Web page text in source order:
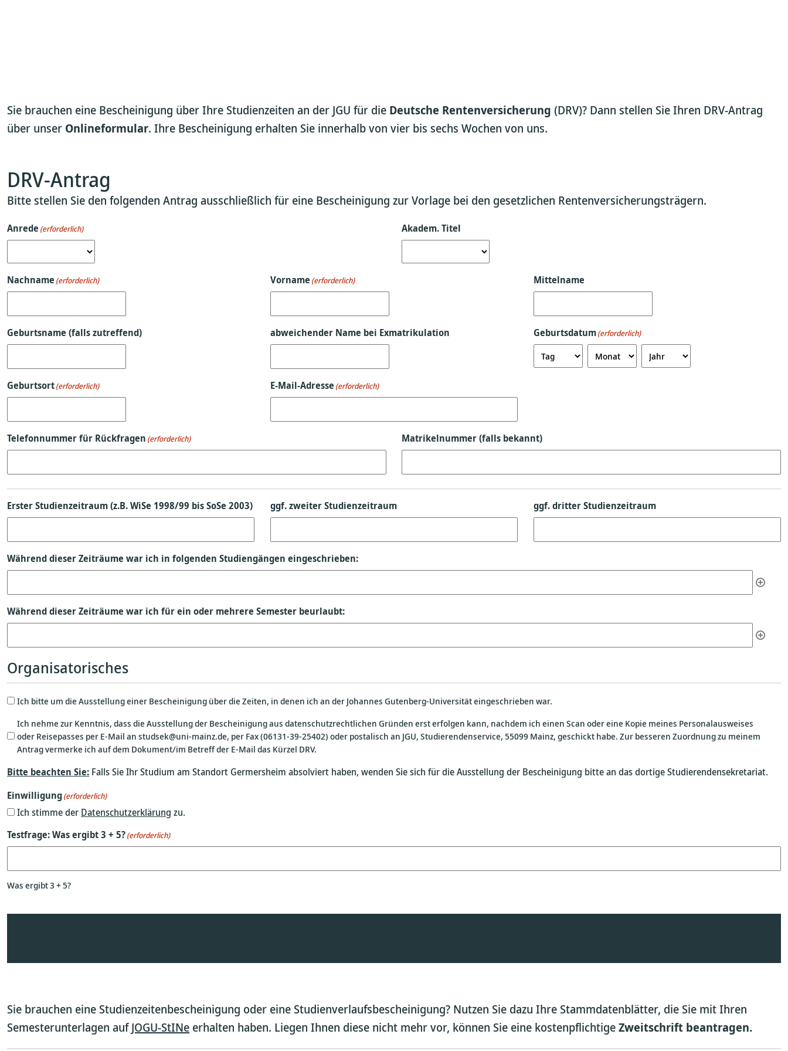
Sie brauchen eine Bescheinigung über Ihre Studienzeiten an der JGU für die Deutsche Rentenversicherung (DRV)? Dann stellen Sie Ihren DRV-Antrag
über unser Onlineformular. Ihre Bescheinigung erhalten Sie innerhalb von vier bis sechs Wochen von uns.
DRV-Antrag
Bitte stellen Sie den folgenden Antrag ausschließlich für eine Bescheinigung zur Vorlage bei den gesetzlichen Rentenversicherungsträgern.
Anrede (erforderlich) Akadem. Titel
Nachname (erforderlich) Vorname (erforderlich) Mittelname
Geburtsname (falls zutreffend) abweichender Name bei Exmatrikulation Geburtsdatum(erforderlich)
Tag Monat Jahr
Geburtsort(erforderlich) E-Mail-Adresse (erforderlich)
Telefonnummer für Rückfragen (erforderlich) Matrikelnummer (falls bekannt)
Erster Studienzeitraum (z.B. WiSe 1998/99 bis SoSe 2003) ggf. zweiter Studienzeitraum ggf. dritter Studienzeitraum
Während dieser Zeiträume war ich in folgenden Studiengängen eingeschrieben:
Während dieser Zeiträume war ich für ein oder mehrere Semester beurlaubt:
Organisatorisches
Ich bitte um die Ausstellung einer Bescheinigung über die Zeiten, in denen ich an der Johannes Gutenberg-Universität eingeschrieben war.
Ich nehme zur Kenntnis, dass die Ausstellung der Bescheinigung aus datenschutzrechtlichen Gründen erst erfolgen kann, nachdem ich einen Scan oder eine Kopie meines Personalausweises
oder Reisepasses per E-Mail an studsek@uni-mainz.de, per Fax (06131-39-25402) oder postalisch an JGU, Studierendenservice, 55099 Mainz, geschickt habe. Zur besseren Zuordnung zu meinem
Antrag vermerke ich auf dem Dokument/im Betreff der E-Mail das Kürzel DRV.
Bitte beachten Sie: Falls Sie Ihr Studium am Standort Germersheim absolviert haben, wenden Sie sich für die Ausstellung der Bescheinigung bitte an das dortige Studierendensekretariat.
Einwilligung(erforderlich)
Ich stimme der Datenschutzerklärung zu.
Testfrage: Was ergibt 3 + 5?(erforderlich)
Was ergibt 3 + 5?
Sie brauchen eine Studienzeitenbescheinigung oder eine Studienverlaufsbescheinigung? Nutzen Sie dazu Ihre Stammdatenblätter, die Sie mit Ihren
Semesterunterlagen aufJOGU-StINe erhalten haben. Liegen Ihnen diese nicht mehr vor, können Sie eine kostenpflichtigeZweitschrift beantragen.